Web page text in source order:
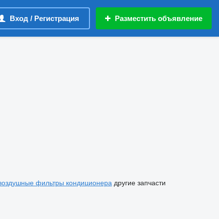
Вход / Регистрация Разместить объявление
фильтры кондиционера другие запчасти